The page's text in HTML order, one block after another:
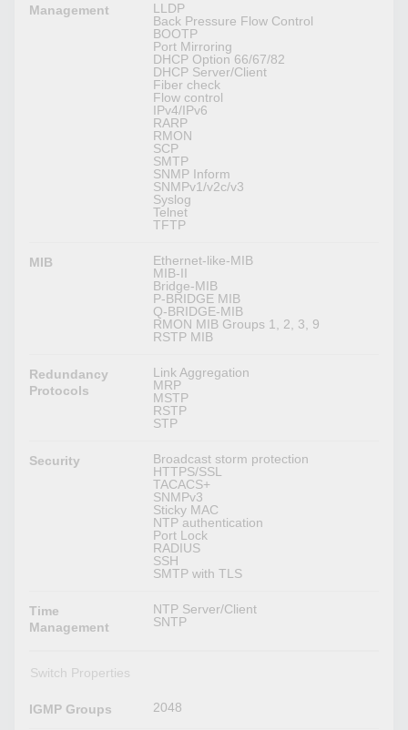
Management
LLDP
Back Pressure Flow Control
BOOTP
Port Mirroring
DHCP Option 66/67/82
DHCP Server/Client
Fiber check
Flow control
IPv4/IPv6
RARP
RMON
SCP
SMTP
SNMP Inform
SNMPv1/v2c/v3
Syslog
Telnet
TFTP
MIB
Ethernet-like-MIB
MIB-II
Bridge-MIB
P-BRIDGE MIB
Q-BRIDGE-MIB
RMON MIB Groups 1, 2, 3, 9
RSTP MIB
Redundancy
Protocols
Link Aggregation
MRP
MSTP
RSTP
STP
Security
Broadcast storm protection
HTTPS/SSL
TACACS+
SNMPv3
Sticky MAC
NTP authentication
Port Lock
RADIUS
SSH
SMTP with TLS
Time
Management
NTP Server/Client
SNTP
Switch Properties
IGMP Groups 2048